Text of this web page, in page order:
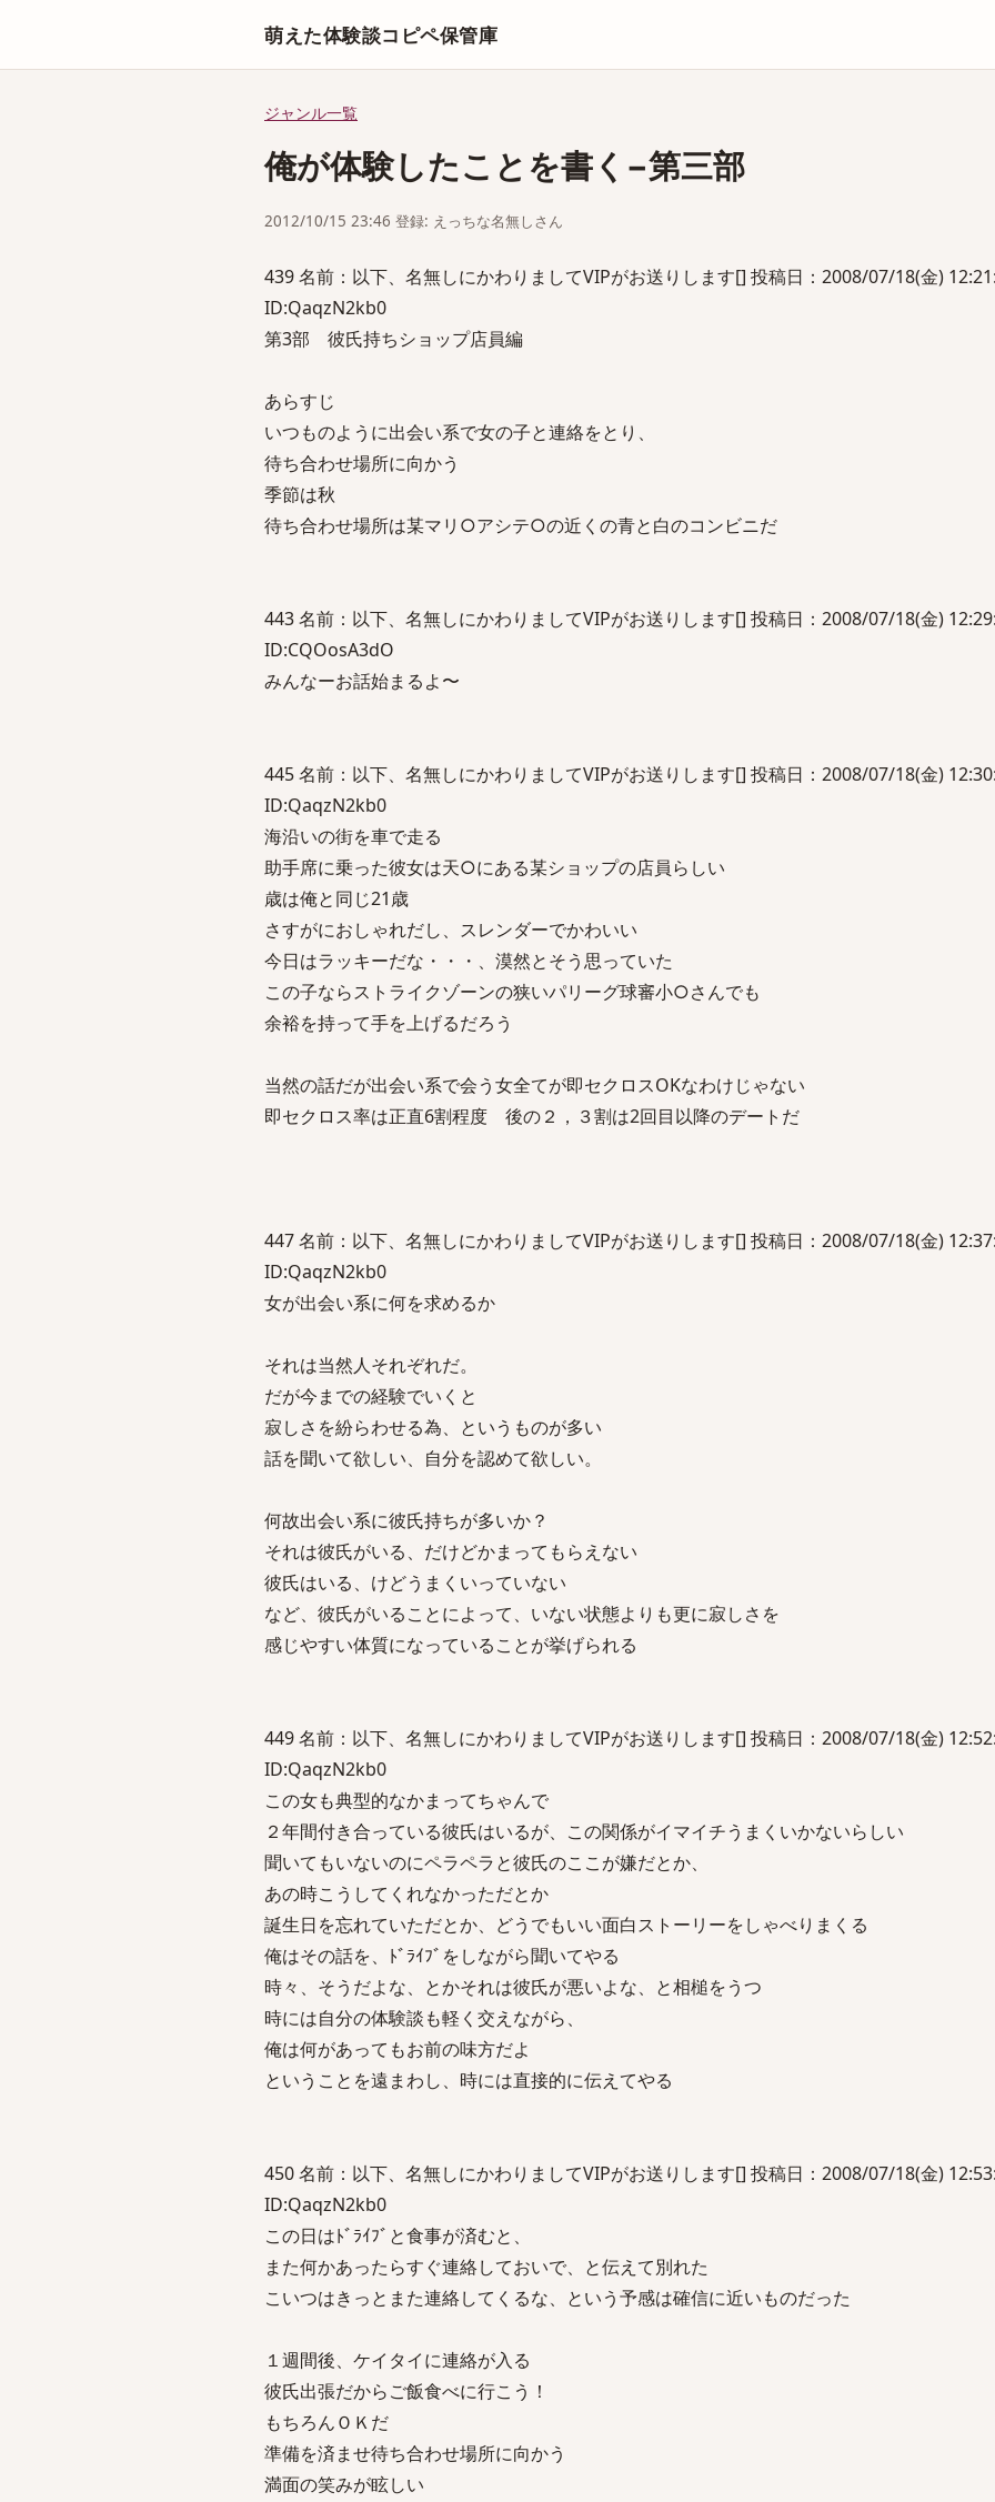
萌えた体験談コピペ保管庫
ジャンル一覧
俺が体験したことを書く−第三部
2012/10/15 23:46 登録: えっちな名無しさん
439 名前：以下、名無しにかわりましてVIPがお送りします[] 投稿日：2008/07/18(金)
ID:QaqzN2kb0
第3部 彼氏持ちショップ店員編
あらすじ
いつものように出会い系で女の子と連絡をとり、
待ち合わせ場所に向かう
季節は秋
待ち合わせ場所は某マリ○アシテ○の近くの青と白のコンビニだ
443 名前：以下、名無しにかわりましてVIPがお送りします[] 投稿日：2008/07/18(金)
ID:CQOosA3dO
みんなーお話始まるよ〜
445 名前：以下、名無しにかわりましてVIPがお送りします[] 投稿日：2008/07/18(金)
ID:QaqzN2kb0
海沿いの街を車で走る
助手席に乗った彼女は天○にある某ショップの店員らしい
歳は俺と同じ21歳
さすがにおしゃれだし、スレンダーでかわいい
今日はラッキーだな・・・、漠然とそう思っていた
この子ならストライクゾーンの狭いパリーグ球審小○さんでも
余裕を持って手を上げるだろう
当然の話だが出会い系で会う女全てが即セクロスOKなわけじゃない
即セクロス率は正直6割程度 後の２，３割は2回目以降のデートだ
447 名前：以下、名無しにかわりましてVIPがお送りします[] 投稿日：2008/07/18(金)
ID:QaqzN2kb0
女が出会い系に何を求めるか
それは当然人それぞれだ。
だが今までの経験でいくと
寂しさを紛らわせる為、というものが多い
話を聞いて欲しい、自分を認めて欲しい。
何故出会い系に彼氏持ちが多いか？
それは彼氏がいる、だけどかまってもらえない
彼氏はいる、けどうまくいっていない
など、彼氏がいることによって、いない状態よりも更に寂しさを
感じやすい体質になっていることが挙げられる
449 名前：以下、名無しにかわりましてVIPがお送りします[] 投稿日：2008/07/18(金)
ID:QaqzN2kb0
この女も典型的なかまってちゃんで
２年間付き合っている彼氏はいるが、この関係がイマイチうまくいかないらしい
聞いてもいないのにペラペラと彼氏のここが嫌だとか、
あの時こうしてくれなかっただとか
誕生日を忘れていただとか、どうでもいい面白ストーリーをしゃべりまくる
俺はその話を、ﾄﾞﾗｲﾌﾞをしながら聞いてやる
時々、そうだよな、とかそれは彼氏が悪いよな、と相槌をうつ
時には自分の体験談も軽く交えながら、
俺は何があってもお前の味方だよ
ということを遠まわし、時には直接的に伝えてやる
450 名前：以下、名無しにかわりましてVIPがお送りします[] 投稿日：2008/07/18(金)
ID:QaqzN2kb0
この日はﾄﾞﾗｲﾌﾞと食事が済むと、
また何かあったらすぐ連絡しておいで、と伝えて別れた
こいつはきっとまた連絡してくるな、という予感は確信に近いものだった
１週間後、ケイタイに連絡が入る
彼氏出張だからご飯食べに行こう！
もちろんＯＫだ
準備を済ませ待ち合わせ場所に向かう
満面の笑みが眩しい